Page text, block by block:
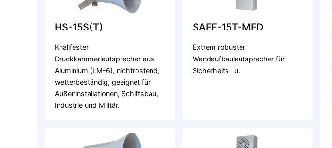
HS-15S(T)
Knallfester
Druckkammerlautsprecher aus
Aluminium (LM-6), nichtrostend,
wetterbeständig, geeignet für
Außeninstallationen, Schiffsbau,
Industrie und Militär.
SAFE-15T-MED
Extrem robuster
Wandaufbaulautsprecher für
Sicherheits- u.